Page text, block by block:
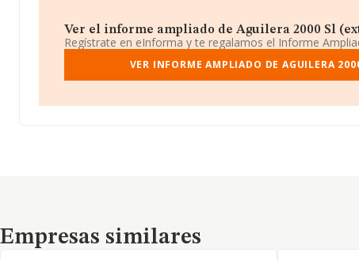
Ver el informe ampliado de Aguilera 2000 Sl
Regístrate en eInforma y te regalamos el Informe
VER INFORME AMPLIADO DE AGUILERA
Empresas similares
Empresas similares